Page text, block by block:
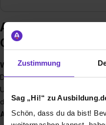
Zustimmung
Sag „Hi!“ zu
Schön, dass du da bist!
Ausbildung bei
GmbH
Wer wir sind
Die LINDAL Group ist ein
Unternehmen der Kunststoff-
dass Verpackungsmaterialien,
Aerosolventile und